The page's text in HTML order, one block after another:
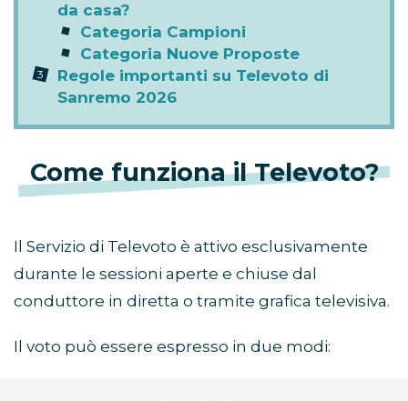
da casa?
Categoria Campioni
Categoria Nuove Proposte
Regole importanti su Televoto di
Sanremo 2026
Come funziona il Televoto?
Il Servizio di Televoto è attivo esclusivamente
durante le sessioni aperte e chiuse dal
conduttore in diretta o tramite grafica televisiva.
Il voto può essere espresso in due modi: